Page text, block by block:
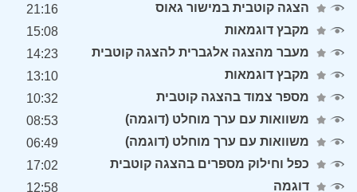
הצגה קוטבית במישור גאוס
21:16
מקבץ דוגמאות
15:08
מעבר מהצגה אלגברית להצגה קוטבית
14:23
מקבץ דוגמאות
13:10
מספר צמוד בהצגה קוטבית
10:32
משוואות עם ערך מוחלט (דוגמה)
08:53
משוואות עם ערך מוחלט (דוגמה)
06:49
כפל וחילוק מספרים בהצגה קוטבית
17:02
דוגמה
12:58